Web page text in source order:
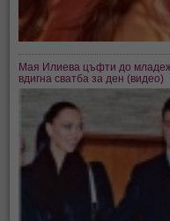
Мая Илиева цъфти до
вдигна сватба за ден (видео)